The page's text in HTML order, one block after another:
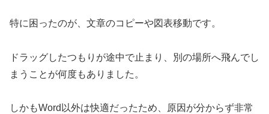
特に困ったのが、文章のコピーや図表移動です。
ドラッグしたつもりが途中で止まり、別の場所へ飛んでし
まうことが何度もありました。
しかもWord以外は快適だったため、原因が分からず非常